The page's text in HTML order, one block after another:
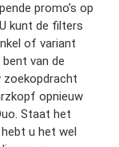
promo’s op
kunt de filters
of variant
van de
zoekopdracht
opnieuw
Staat het
u het wel